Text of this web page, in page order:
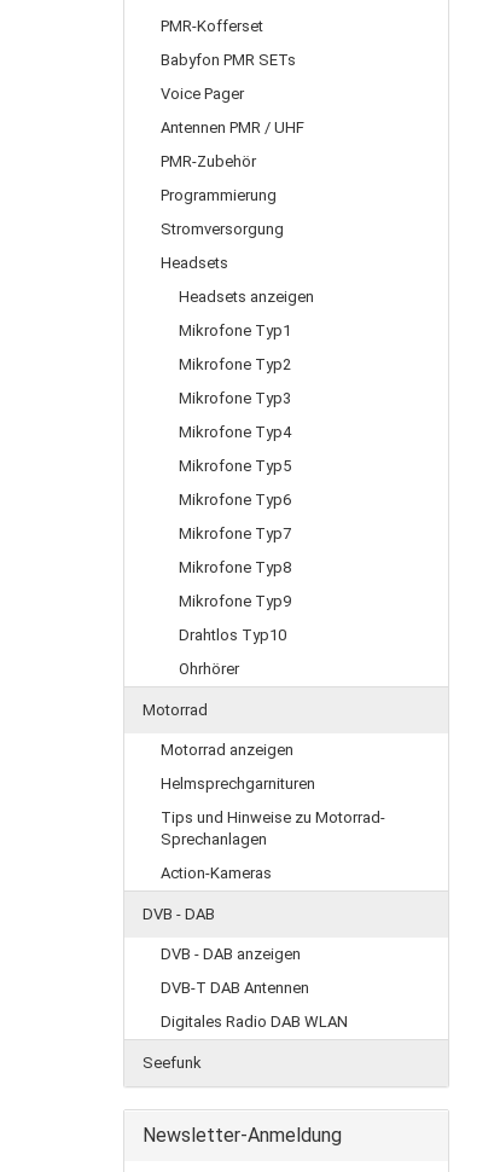
PMR-Kofferset
Babyfon PMR SETs
Voice Pager
Antennen PMR / UHF
PMR-Zubehör
Programmierung
Stromversorgung
Headsets
Headsets anzeigen
Mikrofone Typ1
Mikrofone Typ2
Mikrofone Typ3
Mikrofone Typ4
Mikrofone Typ5
Mikrofone Typ6
Mikrofone Typ7
Mikrofone Typ8
Mikrofone Typ9
Drahtlos Typ10
Ohrhörer
Motorrad
Motorrad anzeigen
Helmsprechgarnituren
Tips und Hinweise zu Motorrad-
Sprechanlagen
Action-Kameras
DVB - DAB
DVB - DAB anzeigen
DVB-T DAB Antennen
Digitales Radio DAB WLAN
Seefunk
Newsletter-Anmeldung